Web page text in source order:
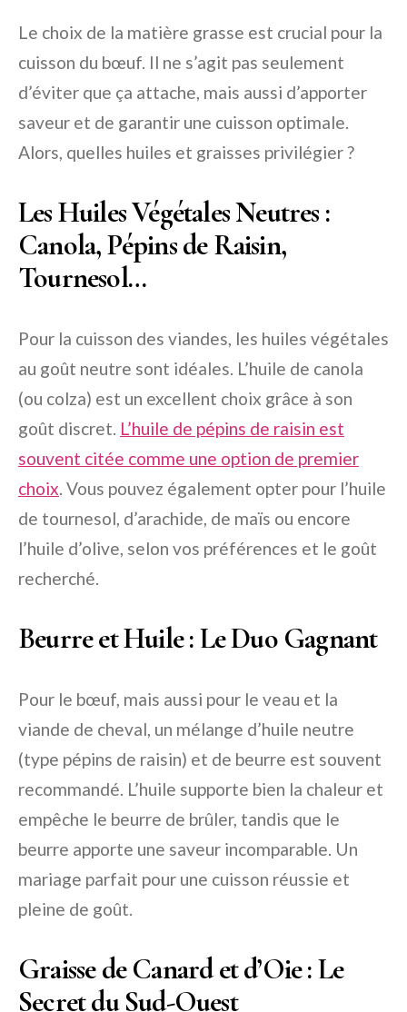
Le choix de la matière grasse est crucial pour la
cuisson du bœuf. Il ne s’agit pas seulement
d’éviter que ça attache, mais aussi d’apporter
saveur et de garantir une cuisson optimale.
Alors, quelles huiles et graisses privilégier ?
Les Huiles Végétales Neutres :
Canola, Pépins de Raisin,
Tournesol…
Pour la cuisson des viandes, les huiles végétales
au goût neutre sont idéales. L’huile de canola
(ou colza) est un excellent choix grâce à son
goût discret. L’huile de pépins de raisin est
souvent citée comme une option de premier
choix. Vous pouvez également opter pour l’huile
de tournesol, d’arachide, de maïs ou encore
l’huile d’olive, selon vos préférences et le goût
recherché.
Beurre et Huile : Le Duo Gagnant
Pour le bœuf, mais aussi pour le veau et la
viande de cheval, un mélange d’huile neutre
(type pépins de raisin) et de beurre est souvent
recommandé. L’huile supporte bien la chaleur et
empêche le beurre de brûler, tandis que le
beurre apporte une saveur incomparable. Un
mariage parfait pour une cuisson réussie et
pleine de goût.
Graisse de Canard et d’Oie : Le
Secret du Sud-Ouest